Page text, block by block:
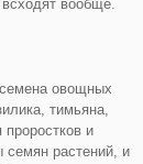
вообще.
овощных
тимьяна,
и
семян растений, и